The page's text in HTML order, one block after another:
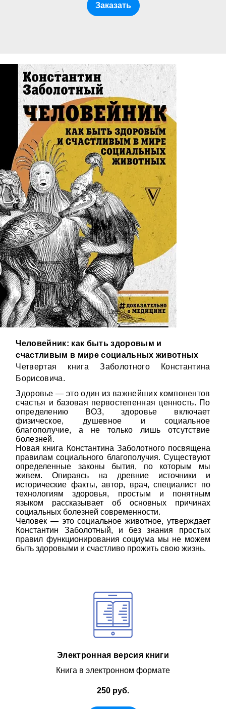
Заказать
Человейник: как быть здоровым и
счастливым в мире социальных животных
Четвертая книга Заболотного Константина
Борисовича.
Здоровье — это один из важнейших компонентов
счастья и базовая первостепенная ценность. По
определению ВОЗ, здоровье включает
физическое, душевное и социальное
благополучие, а не только лишь отсутствие
болезней.
Новая книга Константина Заболотного посвящена
правилам социального благополучия. Существуют
определенные законы бытия, по которым мы
живем. Опираясь на древние источники и
исторические факты, автор, врач, специалист по
технологиям здоровья, простым и понятным
языком рассказывает об основных причинах
социальных болезней современности.
Человек — это социальное животное, утверждает
Константин Заболотный, и без знания простых
правил функционирования социума мы не можем
быть здоровыми и счастливо прожить свою жизнь.
Электронная версия книги
Книга в электронном формате
250 руб.